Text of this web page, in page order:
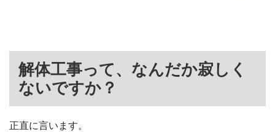
解体工事って、なんだか寂しく
ないですか？
正直に言います。